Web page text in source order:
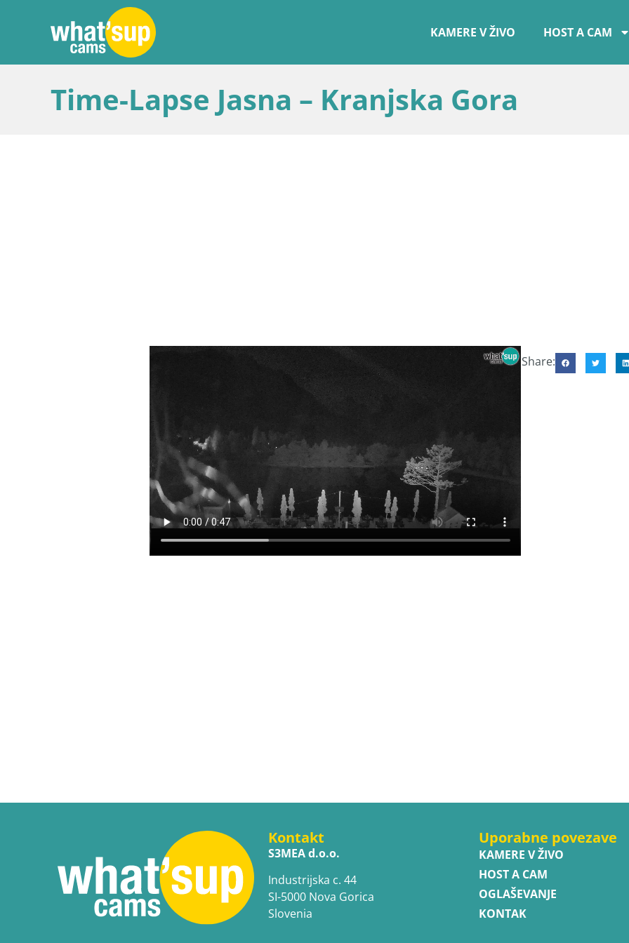
KAMERE V ŽIVO HOST A CAM
Time-Lapse Jasna – Kranjska Gora
Share:
Kontakt
S3MEA d.o.o.
Industrijska c. 44
SI-5000 Nova Gorica
Slovenia
Uporabne povezave
KAMERE V ŽIVO
HOST A CAM
OGLAŠEVANJE
KONTAK